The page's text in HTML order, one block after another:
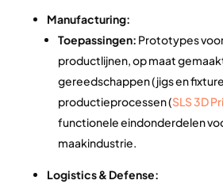
Manufacturing:
Toepassingen: Prototypes
productlijnen, op maat
gereedschappen (jigs en
productieprocessen (SLS 3D
functionele eindonderdelen
maakindustrie.
Logistics & Defense: